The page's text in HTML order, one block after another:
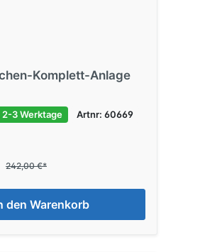
Komplett-Anlage
3 Werktage Artnr: 60669
242,00 €*
den Warenkorb